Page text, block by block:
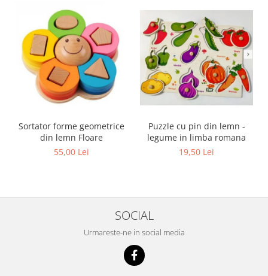
Sortator forme geometrice
din lemn Floare
55,00 Lei
Puzzle cu pin din lemn -
legume in limba romana
19,50 Lei
SOCIAL
Urmareste-ne in social media